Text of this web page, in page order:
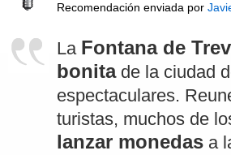
Recomendación enviada por
La Fontana de
bonitade la ciudad
espectaculares.
turistas, muchos de
lanzar monedas a